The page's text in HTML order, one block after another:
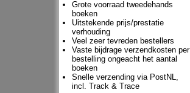
Grote voorraad tweedehands
boeken
Uitstekende prijs/prestatie
verhouding
Veel zeer tevreden bestellers
Vaste bijdrage verzendkosten per
bestelling ongeacht het aantal
boeken
Snelle verzending via PostNL,
incl. Track & Trace